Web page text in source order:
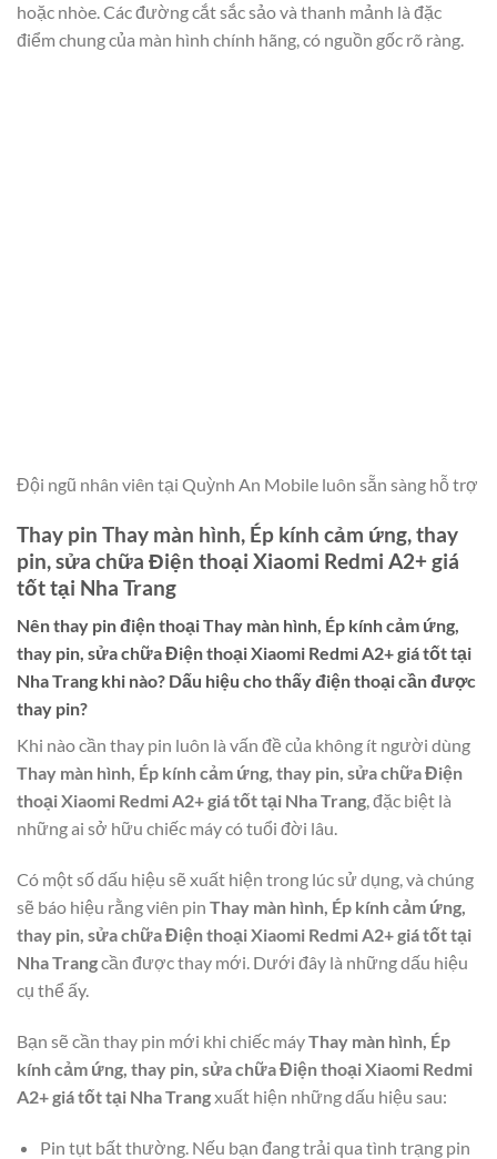
hoặc nhòe. Các đường cắt sắc sảo và thanh mảnh là đặc
điểm chung của màn hình chính hãng, có nguồn gốc rõ ràng.
Đội ngũ nhân viên tại Quỳnh An Mobile luôn sẵn sàng hỗ trợ
Thay pin Thay màn hình, Ép kính cảm ứng, thay
pin, sửa chữa Điện thoại Xiaomi Redmi A2+ giá
tốt tại Nha Trang
Nên thay pin điện thoạiThay màn hình, Ép kính cảm ứng,
thay pin, sửa chữa Điện thoại Xiaomi Redmi A2+ giá tốt tại
Nha Trang khi nào? Dấu hiệu cho thấy điện thoại cần được
thay pin?
Khi nào cần thay pin luôn là vấn đề của không ít người dùng
Thay màn hình, Ép kính cảm ứng, thay pin, sửa chữa Điện
thoại Xiaomi Redmi A2+ giá tốt tại Nha Trang, đặc biệt là
những ai sở hữu chiếc máy có tuổi đời lâu.
Có một số dấu hiệu sẽ xuất hiện trong lúc sử dụng, và chúng
sẽ báo hiệu rằng viên pin Thay màn hình, Ép kính cảm ứng,
thay pin, sửa chữa Điện thoại Xiaomi Redmi A2+ giá tốt tại
Nha Trangcần được thay mới. Dưới đây là những dấu hiệu
cụ thể ấy.
Bạn sẽ cần thay pin mới khi chiếc máyThay màn hình, Ép
kính cảm ứng, thay pin, sửa chữa Điện thoại Xiaomi Redmi
A2+ giá tốt tại Nha Trangxuất hiện những dấu hiệu sau:
Pin tụt bất thường. Nếu bạn đang trải qua tình trạng pin